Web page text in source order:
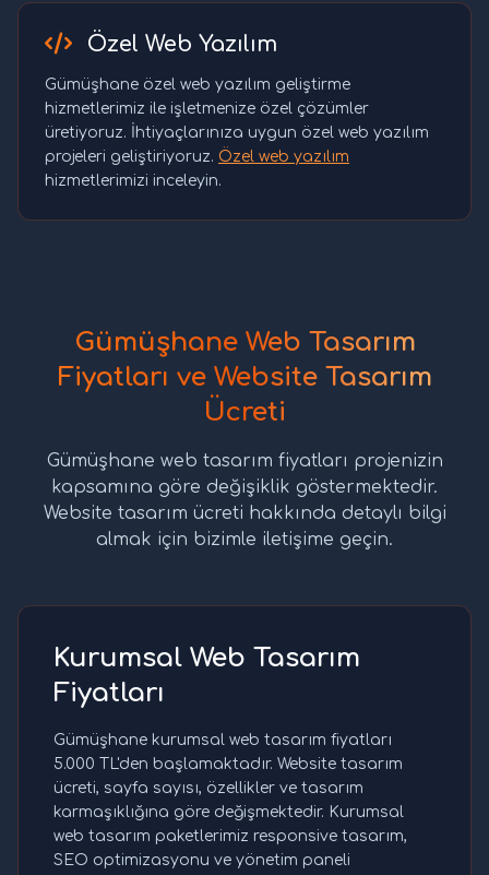
Özel Web Yazılım
Gümüşhane özel web yazılım geliştirme
hizmetlerimiz ile işletmenize özel çözümler
üretiyoruz. İhtiyaçlarınıza uygun özel web yazılım
projeleri geliştiriyoruz. Özel web yazılım
hizmetlerimizi inceleyin.
Gümüşhane Web Tasarım
Fiyatları ve Website Tasarım
Ücreti
Gümüşhane web tasarım fiyatları projenizin
kapsamına göre değişiklik göstermektedir.
Website tasarım ücreti hakkında detaylı bilgi
almak için bizimle iletişime geçin.
Kurumsal Web Tasarım
Fiyatları
Gümüşhane kurumsal web tasarım fiyatları
5.000 TL'den başlamaktadır. Website tasarım
ücreti, sayfa sayısı, özellikler ve tasarım
karmaşıklığına göre değişmektedir. Kurumsal
web tasarım paketlerimiz responsive tasarım,
SEO optimizasyonu ve yönetim paneli